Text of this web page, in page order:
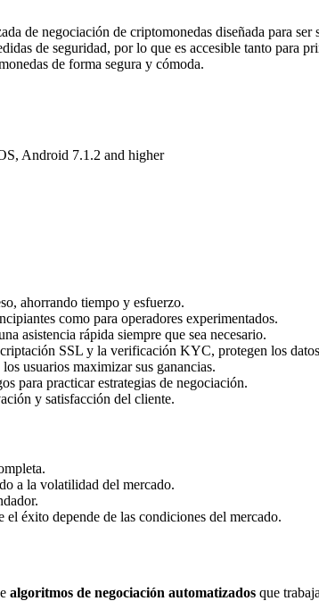
de negociación de criptomonedas diseñada para
de seguridad, por lo que es accesible tanto para
de forma segura y cómoda.
Android 7.1.2 and higher
ahorrando tiempo y esfuerzo.
como para operadores experimentados.
asistencia rápida siempre que sea necesario.
SSL y la verificación KYC, protegen los
usuarios maximizar sus ganancias.
para practicar estrategias de negociación.
y satisfacción del cliente.
a la volatilidad del mercado.
éxito depende de las condiciones del mercado.
algoritmos de negociación automatizados que